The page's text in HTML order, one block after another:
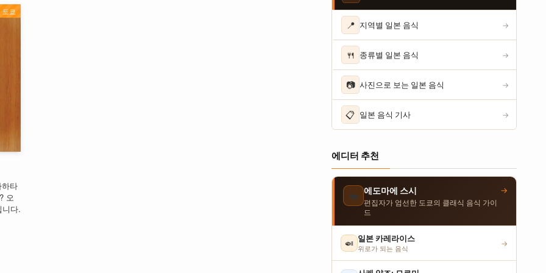
도쿄
타
오
다.
📍 지역별 일본 음식 →
🍴 종류별 일본 음식 →
📷 사진으로 보는 일본 음식 →
📋 일본 음식 기사 →
에디터 추천
🍣 에도마에 스시
편집자가 엄선한 도쿄의 클래식 음식 가이
드
→
🍛 일본 카레라이스
위로가 되는 음식
→